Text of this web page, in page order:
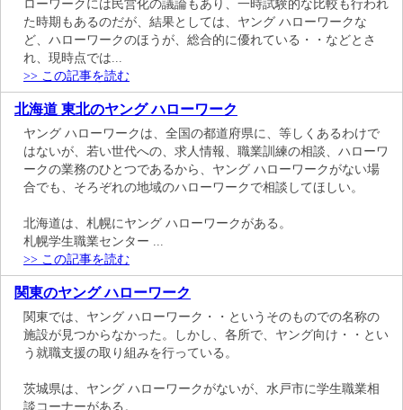
ローワークには民営化の議論もあり、一時試験的な比較も行われ
た時期もあるのだが、結果としては、ヤング ハローワークな
ど、ハローワークのほうが、総合的に優れている・・などとさ
れ、現時点では...
>> この記事を読む
北海道 東北のヤング ハローワーク
ヤング ハローワークは、全国の都道府県に、等しくあるわけで
はないが、若い世代への、求人情報、職業訓練の相談、ハローワ
ークの業務のひとつであるから、ヤング ハローワークがない場
合でも、そろぞれの地域のハローワークで相談してほしい。
北海道は、札幌にヤング ハローワークがある。
札幌学生職業センター ...
>> この記事を読む
関東のヤング ハローワーク
関東では、ヤング ハローワーク・・というそのものでの名称の
施設が見つからなかった。しかし、各所で、ヤング向け・・とい
う就職支援の取り組みを行っている。
茨城県は、ヤング ハローワークがないが、水戸市に学生職業相
談コーナーがある。